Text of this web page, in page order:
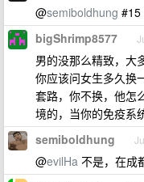
@semiboldhung #15
bigShrimp8577
男的没那么精致，大
你应该问女生多久换
套路，你不换，他怎
境的，当你的免疫系
semiboldhung
@evilHa 不是，在成